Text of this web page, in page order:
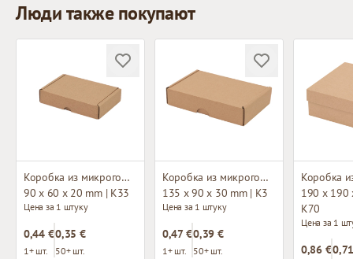
Люди также покупают
Коробка из микрогофрокартона
90 x 60 x 20 mm | K33
Цена за 1 штуку
0,44 €
1+ шт.
0,35 €
50+ шт.
Коробка из микрогофрокартона
135 x 90 x 30 mm | K3
Цена за 1 штуку
0,47 €
1+ шт.
0,39 €
50+ шт.
190 x 190
K70
Цена за 1
0,86 €